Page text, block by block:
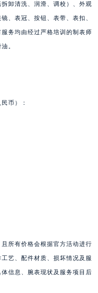
卸清洗、润滑、调校）、外观
、表冠、按钮、表带、表扣、
务均由经过严格培训的制表师
。
币）：
所有价格会根据官方活动进行
艺、配件材质、损坏情况及服
信息、腕表现状及服务项目后